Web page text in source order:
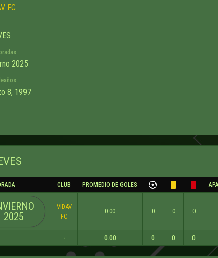
FC
2025
8, 1997
CLUB PROMEDIO DE GOLES
2025
VIDAV
FC
0.00 0 0 0
- 0.00 0 0 0